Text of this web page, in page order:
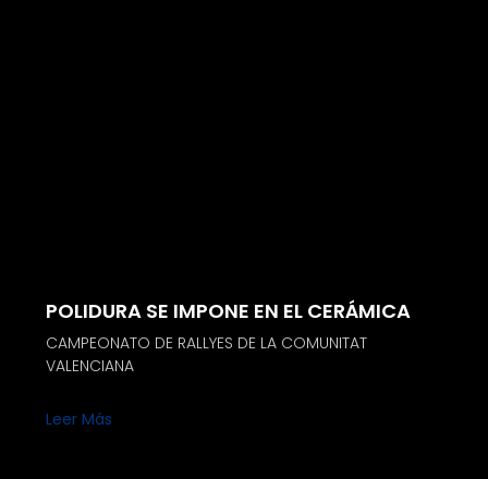
POLIDURA SE IMPONE EN EL CERÁMICA
CAMPEONATO DE RALLYES DE LA COMUNITAT
VALENCIANA
Leer Más